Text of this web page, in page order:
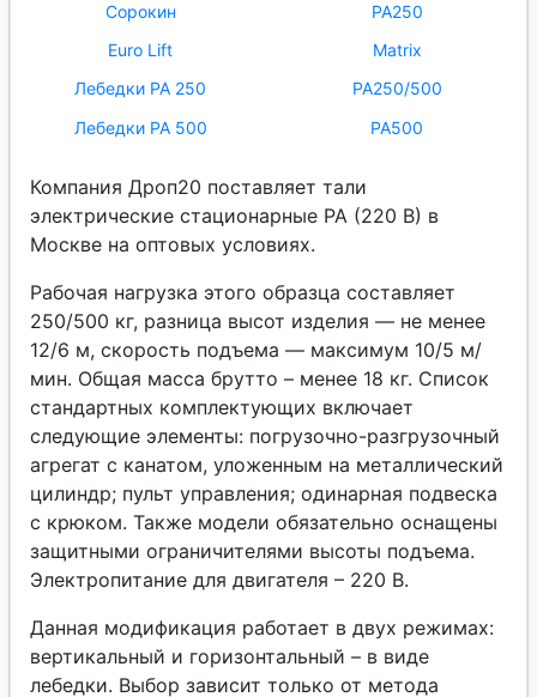
Сорокин
РА250
Euro Lift
Matrix
Лебедки РА 250
РА250/500
Лебедки РА 500
РА500
Компания Дроп20 поставляет тали
электрические стационарные РА (220 В) в
Москве на оптовых условиях.
Рабочая нагрузка этого образца составляет
250/500 кг, разница высот изделия — не менее
12/6 м, скорость подъема — максимум 10/5 м/
мин. Общая масса брутто – менее 18 кг. Список
стандартных комплектующих включает
следующие элементы: погрузочно-разгрузочный
агрегат с канатом, уложенным на металлический
цилиндр; пульт управления; одинарная подвеска
с крюком. Также модели обязательно оснащены
защитными ограничителями высоты подъема.
Электропитание для двигателя – 220 В.
Данная модификация работает в двух режимах:
вертикальный и горизонтальный – в виде
лебедки. Выбор зависит только от метода